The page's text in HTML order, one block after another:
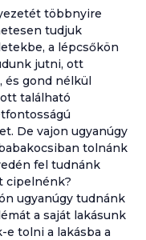
többnyire
tudjuk
a lépcsőkön
jutni, ott
és gond nélkül
található
De vajon ugyanúgy
tolnánk
fel tudnánk
cipelnénk?
ugyanúgy tudnánk
a saját lakásunk
e tolni a lakásba a